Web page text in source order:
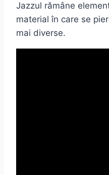
Jazzul rămâne
material în care se
mai diverse.